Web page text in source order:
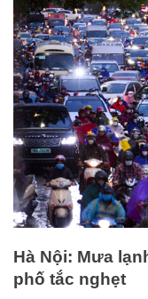
Hà Nội: Mưa
phố tắc nghẹt